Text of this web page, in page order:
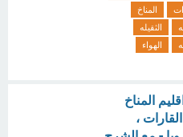
المناخ
الثقيله
الهواء
المناخ
،